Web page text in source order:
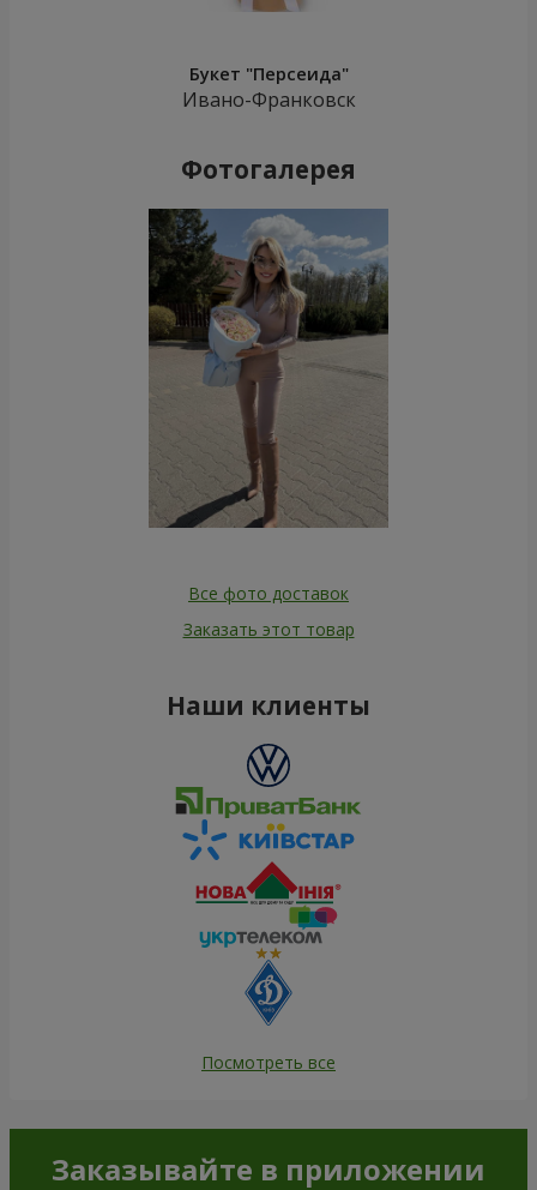
Букет "Персеида"
Ивано-Франковск
Фотогалерея
Все фото доставок
Заказать этот товар
Наши клиенты
Посмотреть все
Заказывайте в приложении